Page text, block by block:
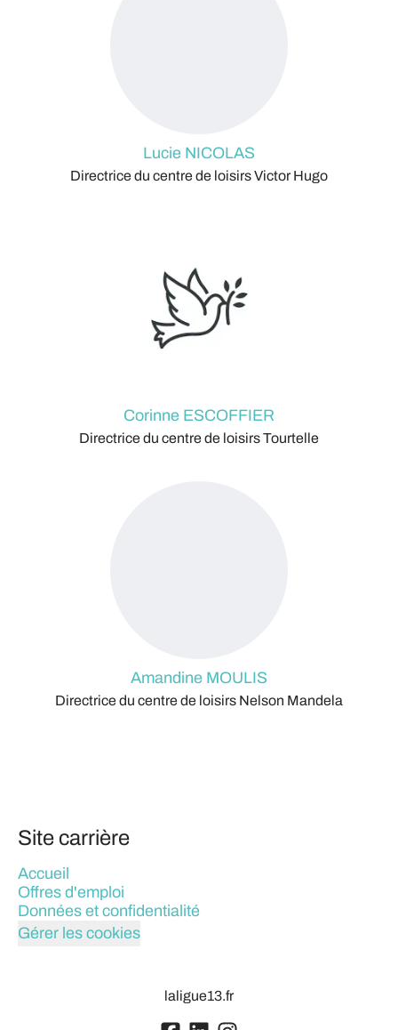
Lucie NICOLAS
Directrice du centre de loisirs Victor Hugo
Corinne ESCOFFIER
Directrice du centre de loisirs Tourtelle
Amandine MOULIS
Directrice du centre de loisirs Nelson Mandela
Site carrière
Accueil
Offres d'emploi
Données et confidentialité
Gérer les cookies
laligue13.fr